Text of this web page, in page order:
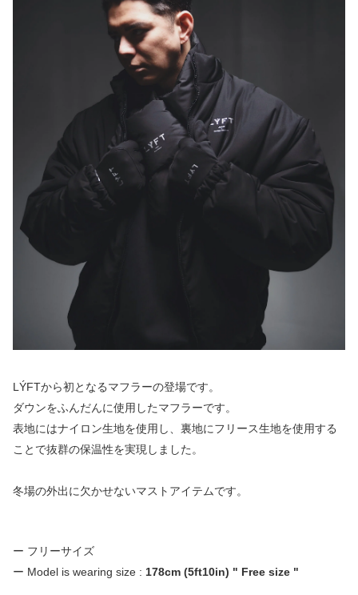
LÝFTから初となるマフラーの登場です。
ダウンをふんだんに使用したマフラーです。
表地にはナイロン生地を使用し、裏地にフリース生地を使用する
ことで抜群の保温性を実現しました。
冬場の外出に欠かせないマストアイテムです。
ー フリーサイズ
ー Model is wearing size : 178cm (5ft10in) " Free size "